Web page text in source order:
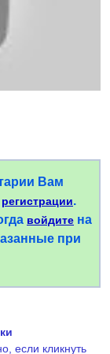
Вам
регистрации.
войдите на
при
если кликнуть